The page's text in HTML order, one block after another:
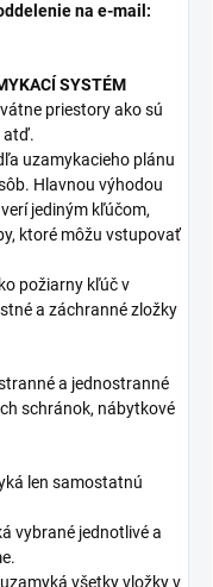
na e-mail:
SYSTÉM
priestory ako sú
atď.
uzamykacieho plánu
Hlavnou výhodou
jediným kľúčom,
ktoré môžu vstupovať
požiarny kľúč v
a záchranné zložky
a jednostranné
schránok, nábytkové
len samostatnú
vybrané jednotlivé a
všetky vložky v